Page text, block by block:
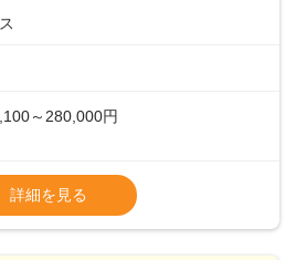
ポートしています。配膳ロボット
れました！また、配膳ロボットに
フォーメーション）の取り組みを進
な働き方を提供し、ライフステージ
間や働きやすい環境を整えていま
～280,000円
額支給
じて応相談①ナショナル社員：月
円～②エリア社員 ：月給
詳細を見る